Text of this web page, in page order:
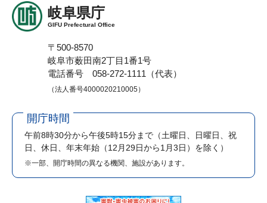
岐阜県庁
GIFU Prefectural Office
〒500-8570
岐阜市薮田南2丁目1番1号
電話番号 058-272-1111（代表）
（法人番号4000020210005）
開庁時間
午前8時30分から午後5時15分まで （土曜日、日曜日、祝
日、休日、年末年始（12月29日から1月3日）を除く）
※一部、開庁時間の異なる機関、施設があります。